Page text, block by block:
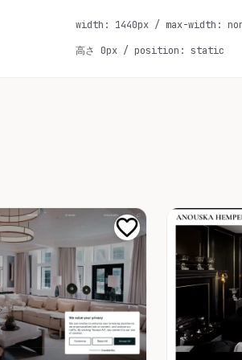
width: 1440px / max-width:
高さ 0px / position: static